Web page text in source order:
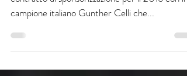
italiano
il brand di scommesse sportive Intralot firma un
contratto di sponsorizzazione per il 2016 con il